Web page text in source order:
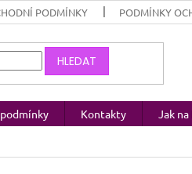
PODMÍNKY PODMÍNKY
HLEDAT
Kontakty Jak na